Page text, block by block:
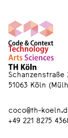
Schanzenstraße
51063 Köln
coco@th-
+49 221 8275